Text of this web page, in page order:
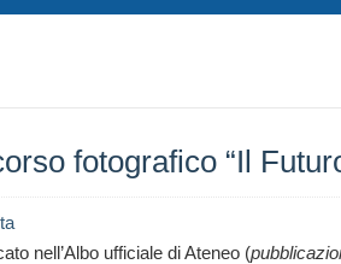
fotografico “Il
nell’Albo ufficiale di Ateneo (